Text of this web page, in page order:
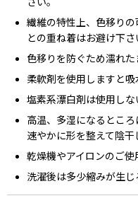
繊維の特性上、色移り
との重ね着はお避け下さ
色移りを防ぐため濡れた
柔軟剤を使用しますと吸
塩素系漂白剤は使用しな
高温、多湿になるとこ
速やかに形を整えて陰干
乾燥機やアイロンのご使
洗濯後は多少縮みが生じ